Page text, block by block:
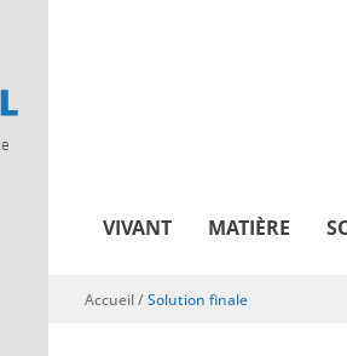
VIVANT MATIÈRE
Vous êtes ici
Accueil/Solution finale